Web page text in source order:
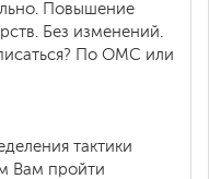
Повышение
Без изменений.
По ОМС или
тактики
Вам пройти